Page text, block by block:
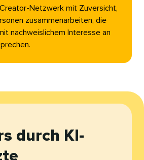
Netzwerk mit Zuversicht,
zusammenarbeiten, die
nachweislichem Interesse an
durch KI-